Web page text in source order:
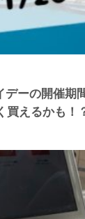
ーの開催期
えるかも！